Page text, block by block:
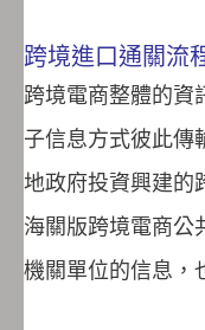
跨境進口通關流
跨境電商整體的資
子信息方式彼此傳
地政府投資興建的
海關版跨境電商公
機關單位的信息，